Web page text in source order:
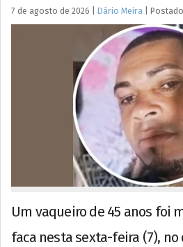
7 de agosto de 2026 Dário Meira
Um vaqueiro de 45 anos foi
faca nesta sexta-feira (7),